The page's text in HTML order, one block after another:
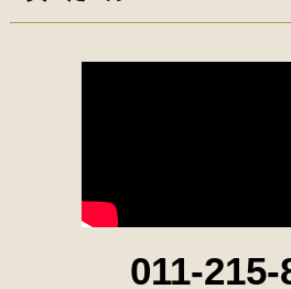
011-215-